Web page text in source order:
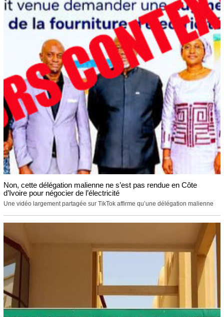
Non, cette délégation malienne ne s’est pas rendue en Côte
d’Ivoire pour négocier de l’électricité
Une vidéo largement partagée sur TikTok affirme qu’une délégation malienne